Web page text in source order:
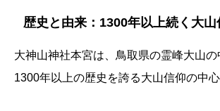
歴史と由来：1300年以上続く大
大神山神社本宮は、鳥取県の霊峰大山の
1300年以上の歴史を誇る大山信仰の中心